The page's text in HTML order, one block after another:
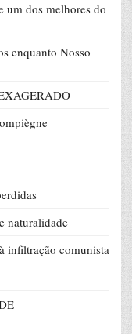
dos melhores do
enquanto Nosso
naturalidade
infiltração comunista